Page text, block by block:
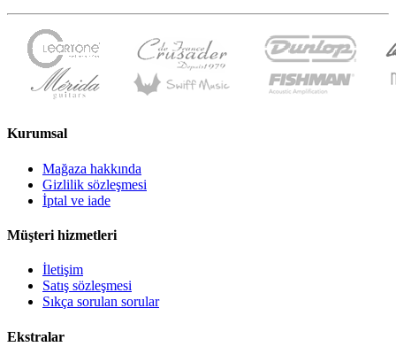
Kurumsal
Mağaza hakkında
Gizlilik sözleşmesi
İptal ve iade
Müşteri hizmetleri
İletişim
Satış sözleşmesi
Sıkça sorulan sorular
Ekstralar